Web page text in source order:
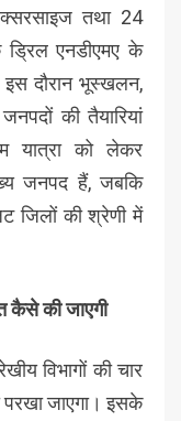
तथा 24
एनडीएमए के
इस दौरान भूस्खलन,
की तैयारियां
यात्रा को लेकर
जनपद हैं, जबकि
जिलों की श्रेणी में
कैसे की जाएगी
विभागों की चार
परखा जाएगा। इसके